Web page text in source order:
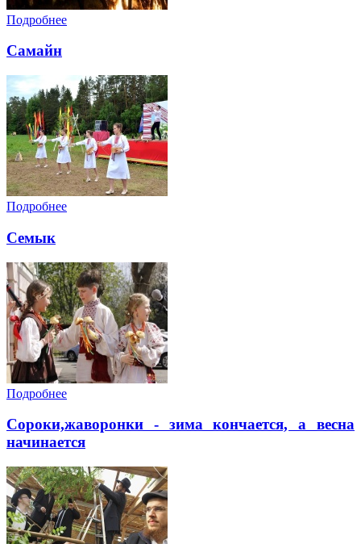
Подробнее
Самайн
Подробнее
Семык
Подробнее
Сороки,жаворонки - зима кончается, а весна
начинается